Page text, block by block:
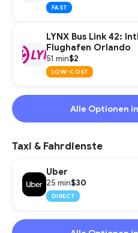
FAST
LYNX Bus Link 42:
Flughafen Orlando
51 min$2
LOW-COST
Alle Optionen
Taxi & Fahrdienste
Uber
25 min$30
DIRECT